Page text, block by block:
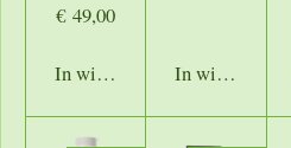
€ 49,00
In winkelwagenIn